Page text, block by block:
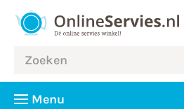
Menu